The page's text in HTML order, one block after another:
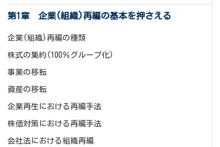
第1章 企業(組織)再編の基本を押さえる
企業(組織)再編の種類
株式の集約(100％グループ化)
事業の移転
資産の移転
企業再生における再編手法
株価対策における再編手法
会社法における組織再編